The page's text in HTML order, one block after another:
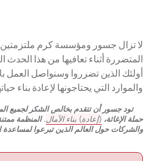
لا تزال جسور ومؤسسة كرم
المتضررة أثناء تعافيها من هذا
أولئك الذين تضرروا وسنواصل العمل
والموارد التي يحتاجونها لإعادة بناء
تود جسور أن تتقدم بخالص الشكر لجميع
حملة الإغاثة، (إعادة) بناء الآمال. المنظمة
والشركات حول العالم الذين تبرعوا لمساعدة